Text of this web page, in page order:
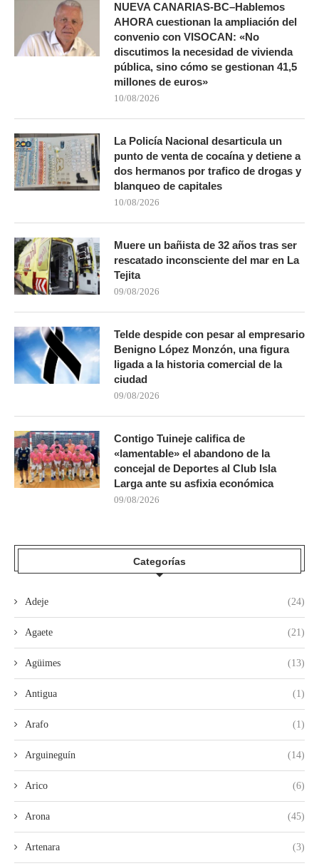
NUEVA CANARIAS-BC–Hablemos
AHORA cuestionan la ampliación del
convenio con VISOCAN: «No
discutimos la necesidad de vivienda
pública, sino cómo se gestionan 41,5
millones de euros»
10/08/2026
La Policía Nacional desarticula un
punto de venta de cocaína y detiene a
dos hermanos por trafico de drogas y
blanqueo de capitales
10/08/2026
Muere un bañista de 32 años tras ser
rescatado inconsciente del mar en La
Tejita
09/08/2026
Telde despide con pesar al empresario
Benigno López Monzón, una figura
ligada a la historia comercial de la
ciudad
09/08/2026
Contigo Tuineje califica de
«lamentable» el abandono de la
concejal de Deportes al Club Isla
Larga ante su asfixia económica
09/08/2026
Categorías
Adeje (24)
Agaete (21)
Agüimes (13)
Antigua (1)
Arafo (1)
Arguineguín (14)
Arico (6)
Arona (45)
Artenara (3)